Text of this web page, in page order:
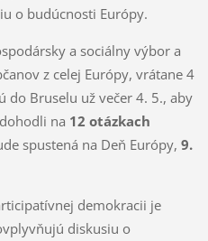
o budúcnosti Európy.
a sociálny výbor a
z celej Európy, vrátane 4
do Bruselu už večer 4. 5., aby
na 12 otázkach
spustená na Deň Európy, 9.
demokracii je
diskusiu o